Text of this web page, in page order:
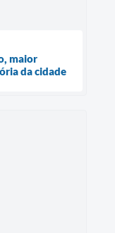
maior
da cidade